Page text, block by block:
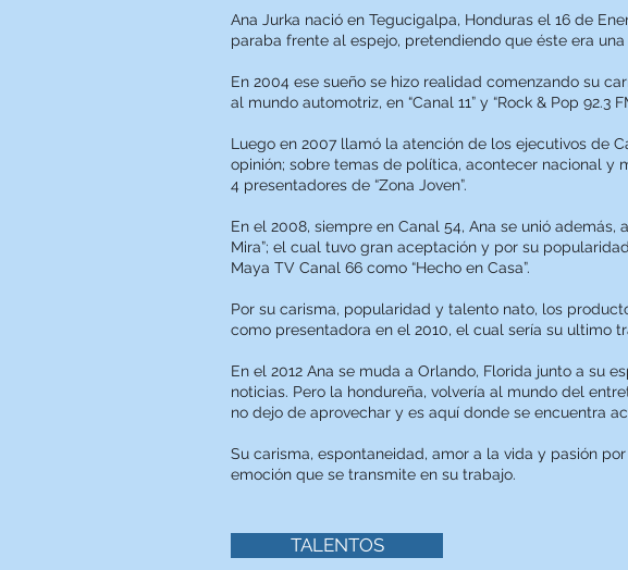
Ana Jurka nació en Tegucigalpa, Honduras el 16 de
paraba frente al espejo, pretendiendo que éste era
En 2004 ese sueño se hizo realidad comenzando su
al mundo automotriz, en “Canal 11” y “Rock & Pop 92.3
Luego en 2007 llamó la atención de los ejecutivos de
opinión; sobre temas de política, acontecer nacional y
4 presentadores de “Zona Joven”.
En el 2008, siempre en Canal 54, Ana se unió
Mira”; el cual tuvo gran aceptación y por su
Maya TV Canal 66 como “Hecho en Casa”.
Por su carisma, popularidad y talento nato, los
como presentadora en el 2010, el cual sería su ultimo
En el 2012 Ana se muda a Orlando, Florida junto a su
noticias. Pero la hondureña, volvería al mundo del
no dejo de aprovechar y es aquí donde se encuentra
Su carisma, espontaneidad, amor a la vida y pasión
emoción que se transmite en su trabajo. ­­
TALENTOS